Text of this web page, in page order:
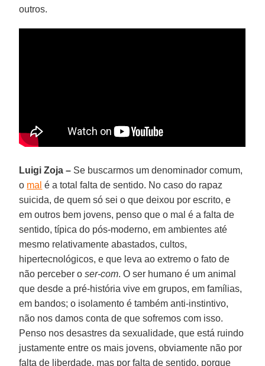
outros.
Luigi Zoja – Se buscarmos um denominador comum,
o mal é a total falta de sentido. No caso do rapaz
suicida, de quem só sei o que deixou por escrito, e
em outros bem jovens, penso que o mal é a falta de
sentido, típica do pós-moderno, em ambientes até
mesmo relativamente abastados, cultos,
hipertecnológicos, e que leva ao extremo o fato de
não perceber oser-com. O ser humano é um animal
que desde a pré-história vive em grupos, em famílias,
em bandos; o isolamento é também anti-instintivo,
não nos damos conta de que sofremos com isso.
Penso nos desastres da sexualidade, que está ruindo
justamente entre os mais jovens, obviamente não por
falta de liberdade, mas por falta de sentido, porque